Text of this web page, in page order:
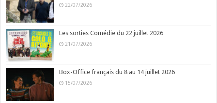
22/07/2026
Les sorties Comédie du 22 juillet 2026
21/07/2026
Box-Office français du 8 au 14 juillet 2026
15/07/2026